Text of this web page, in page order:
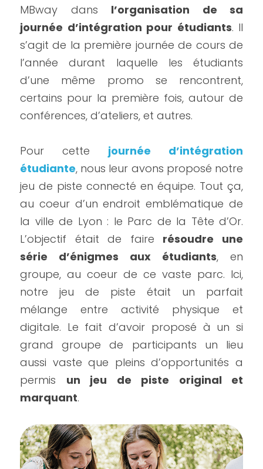
MBway dans l’organisation de sa
journée d’intégration pour étudiants. Il
s’agit de la première journée de cours de
l’année durant laquelle les étudiants
d’une même promo se rencontrent,
certains pour la première fois, autour de
conférences, d’ateliers, et autres.
Pour cette journée d’intégration
étudiante, nous leur avons proposé notre
jeu de piste connecté en équipe. Tout ça,
au coeur d’un endroit emblématique de
la ville de Lyon : le Parc de la Tête d’Or.
L’objectif était de faire résoudre une
série d’énigmes aux étudiants, en
groupe, au coeur de ce vaste parc. Ici,
notre jeu de piste était un parfait
mélange entre activité physique et
digitale. Le fait d’avoir proposé à un si
grand groupe de participants un lieu
aussi vaste que pleins d’opportunités a
permis un jeu de piste original et
marquant.